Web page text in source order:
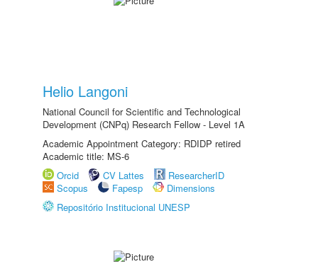
Helio Langoni
National Council for Scientific and Technological
Development (CNPq) Research Fellow - Level 1A
Academic Appointment Category: RDIDP retired
Academic title: MS-6
Orcid
CV Lattes
ResearcherID
Scopus
Fapesp
Dimensions
Repositório Institucional UNESP